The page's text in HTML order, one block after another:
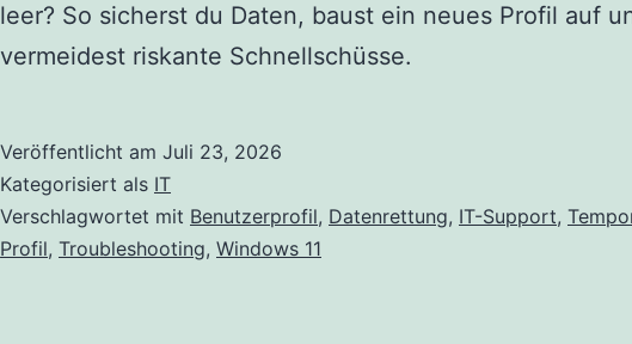
leer? So sicherst du Daten, baust ein neues Profil auf
vermeidest riskante Schnellschüsse.
Veröffentlicht am Juli 23, 2026
Kategorisiert als IT
Verschlagwortet mit Benutzerprofil, Datenrettung, IT-Support,
Profil, Troubleshooting, Windows 11